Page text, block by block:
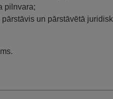
pilnvara;
un pārstāvētā